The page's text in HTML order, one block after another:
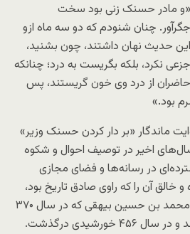
«و مادر حسنک زنی بود سخت
جگرآور. چنان شنودم که دو سه ماه ازو
این حدیث نهان داشتند، چون بشنید،
جزعی نکرد، بلکه بگریست به درد؛ چنانکه
حاضران از درد وی خون گریستند، پس
بود.»
ماندگار «بر دار کردن حسنک وزیر»
اخیر در توصیف احوال و شکوه
در رسانه‌ها و فضای مجازی
خالق آن را که راوی صادق تاریخ بود،
زنده کرده است؛ ابوالفضل محمد بن حسین بیهقی که در سال ۳۷۰
درگذشت.